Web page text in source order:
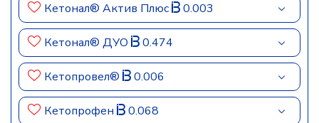
Кетонал® Актив Плюс 0.003
Кетонал® ДУО 0.474
Кетопровел® 0.006
Кетопрофен 0.068